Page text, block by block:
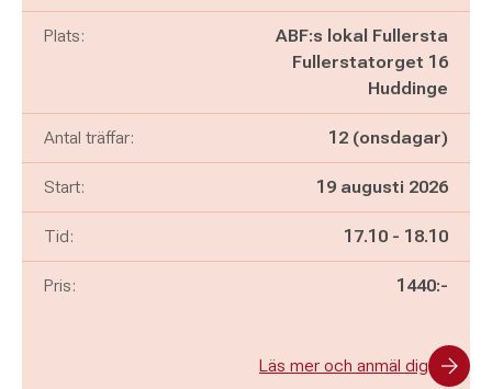
Plats:
ABF:s lokal Fullersta
Fullerstatorget 16
Huddinge
Antal träffar: 12 (onsdagar)
Start: 19 augusti 2026
Tid: Pågår mellan
17.10 - och
18.10
Pris: 1440:-
Läs mer och anmäl dig